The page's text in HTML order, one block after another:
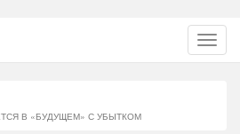
В «БУДУЩЕМ» С УБЫТКОМ